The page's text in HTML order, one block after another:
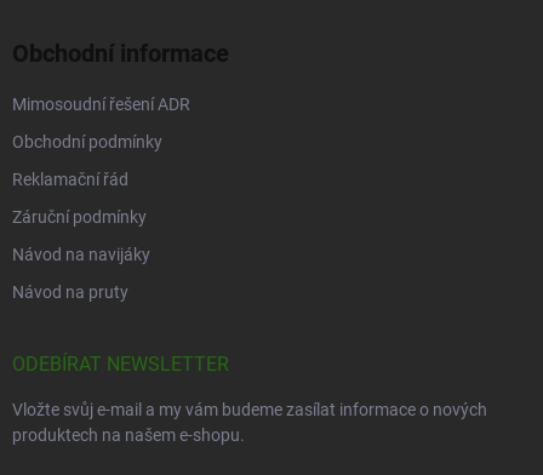
Obchodní informace
Mimosoudní řešení ADR
Obchodní podmínky
Reklamační řád
Záruční podmínky
Návod na navijáky
Návod na pruty
ODEBÍRAT NEWSLETTER
Vložte svůj e-mail a my vám budeme zasílat informace o nových
produktech na našem e-shopu.